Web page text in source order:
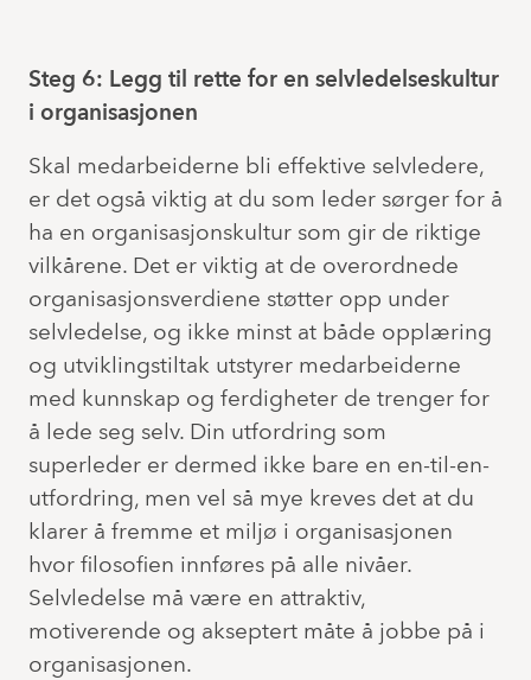
Steg 6: Legg til rette for en selvledelseskultur
i organisasjonen
Skal medarbeiderne bli effektive selvledere,
er det også viktig at du som leder sørger for å
ha en organisasjonskultur som gir de riktige
vilkårene. Det er viktig at de overordnede
organisasjonsverdiene støtter opp under
selvledelse, og ikke minst at både opplæring
og utviklingstiltak utstyrer medarbeiderne
med kunnskap og ferdigheter de trenger for
å lede seg selv. Din utfordring som
superleder er dermed ikke bare en en-til-en-
utfordring, men vel så mye kreves det at du
klarer å fremme et miljø i organisasjonen
hvor filosofien innføres på alle nivåer.
Selvledelse må være en attraktiv,
motiverende og akseptert måte å jobbe på i
organisasjonen.